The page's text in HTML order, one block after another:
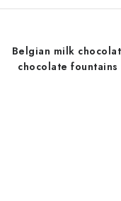
Belgian milk
chocolate fountains